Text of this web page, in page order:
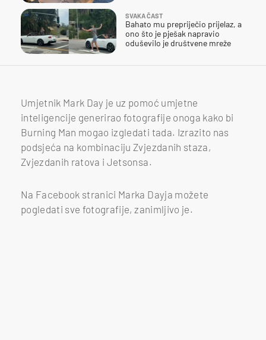
SVAKA ČAST
Bahato mu prepriječio prijelaz, a
ono što je pješak napravio
oduševilo je društvene mreže
Umjetnik Mark Day je uz pomoć umjetne
inteligencije generirao fotografije onoga kako bi
Burning Man mogao izgledati tada. Izrazito nas
podsjeća na kombinaciju Zvjezdanih staza,
Zvjezdanih ratova i Jetsonsa.
Na Facebook stranici Marka Dayja možete
pogledati sve fotografije, zanimljivo je.